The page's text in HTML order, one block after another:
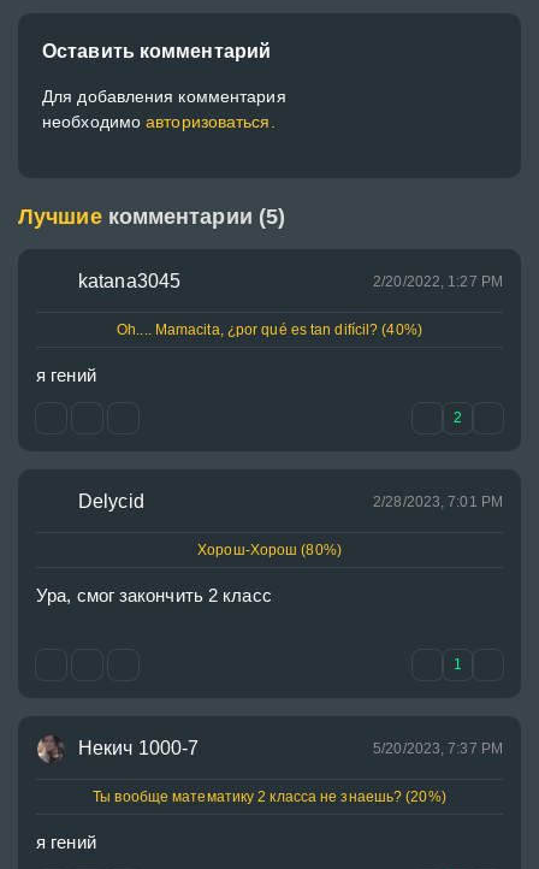
Оставить комментарий
Для добавления комментария
необходимоавторизоваться.
Лучшие комментарии (5)
katana3045 2/20/2022, 1:27 PM
Oh.... Mamacita, ¿por qué es tan difícil? (40%)
я гений
2
Delycid 2/28/2023, 7:01 PM
Хорош-Хорош (80%)
Ура, смог закончить 2 класс
1
Некич 1000-7 5/20/2023, 7:37 PM
Ты вообще математику 2 класса не знаешь? (20%)
я гений